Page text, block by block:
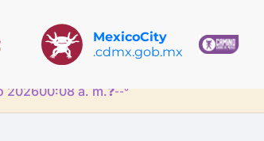
MexicoCity
.cdmx.gob.mx
202600:08 a. m.❓--°